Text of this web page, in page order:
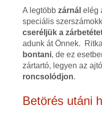
A legtöbb zárnál elég
speciális
cseréljük a
adunk át Önnek.
bontani, de ez
zártartó, legyen az
roncsolódjon.
Betörés utáni